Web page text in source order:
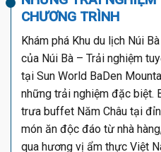
CHƯƠNG TRÌNH
Khám phá Khu du lịch Núi
của Núi Bà – Trải nghiệm
tại Sun World BaDen
những trải nghiệm đặc biệt.
trưa buffet Năm Châu tại
món ăn độc đáo từ nhà
qua hương vị ẩm thực Việt